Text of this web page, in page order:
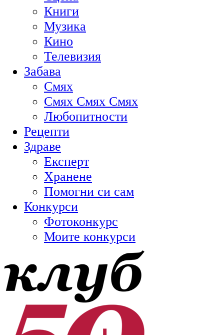
Книги
Музика
Кино
Телевизия
Забава
Смях
Смях Смях Смях
Любопитности
Рецепти
Здраве
Експерт
Хранене
Помогни си сам
Конкурси
Фотоконкурс
Моите конкурси